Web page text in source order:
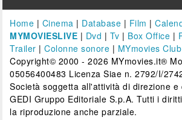
Home | Cinema | Database | Film |
MYMOVIESLIVE | Dvd | Tv | Box Office |
Trailer |Colonne sonore | MYmovies Club
Copyright© 2000 - 2026 MYmovies.it®
05056400483 Licenza Siae n. 2792/I/
Società soggetta all'attività di direzione e
GEDI Gruppo Editoriale S.p.A. Tutti i
la riproduzione anche parziale.